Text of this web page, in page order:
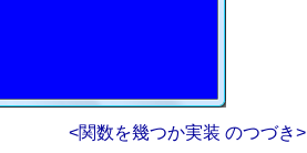
<関数を幾つか実装 のつづき>